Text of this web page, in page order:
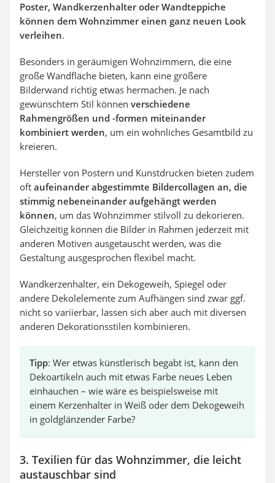
Poster, Wandkerzenhalter oder Wandteppiche
können dem Wohnzimmer einen ganz neuen Look
verleihen.
Besonders in geräumigen Wohnzimmern, die eine
große Wandfläche bieten, kann eine größere
Bilderwand richtig etwas hermachen. Je nach
gewünschtem Stil können verschiedene
Rahmengrößen und -formen miteinander
kombiniert werden, um ein wohnliches Gesamtbild zu
kreieren.
Hersteller von Postern und Kunstdrucken bieten zudem
oft aufeinander abgestimmte Bildercollagen an, die
stimmig nebeneinander aufgehängt werden
können, um das Wohnzimmer stilvoll zu dekorieren.
Gleichzeitig können die Bilder in Rahmen jederzeit mit
anderen Motiven ausgetauscht werden, was die
Gestaltung ausgesprochen flexibel macht.
Wandkerzenhalter, ein Dekogeweih, Spiegel oder
andere Dekolelemente zum Aufhängen sind zwar ggf.
nicht so variierbar, lassen sich aber auch mit diversen
anderen Dekorationsstilen kombinieren.
Tipp: Wer etwas künstlerisch begabt ist, kann den
Dekoartikeln auch mit etwas Farbe neues Leben
einhauchen – wie wäre es beispielsweise mit
einem Kerzenhalter in Weiß oder dem Dekogeweih
in goldglänzender Farbe?
3. Texilien für das Wohnzimmer, die leicht
austauschbar sind